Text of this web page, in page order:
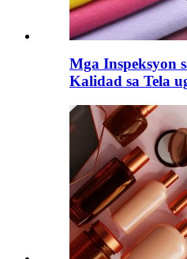
Mga Inspeksyon
Kalidad sa Tela